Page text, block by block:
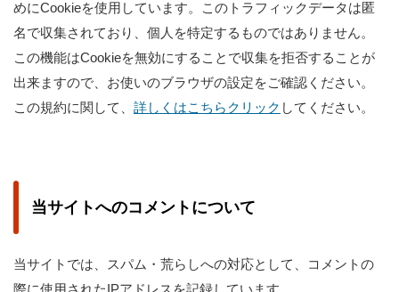
めにCookieを使用しています。このトラフィックデータは匿
名で収集されており、個人を特定するものではありません。
この機能はCookieを無効にすることで収集を拒否することが
出来ますので、お使いのブラウザの設定をご確認ください。
この規約に関して、 詳しくはこちらクリック してください。
当サイトへのコメントについて
当サイトでは、スパム・荒らしへの対応として、コメントの
際に使用されたIPアドレスを記録しています。